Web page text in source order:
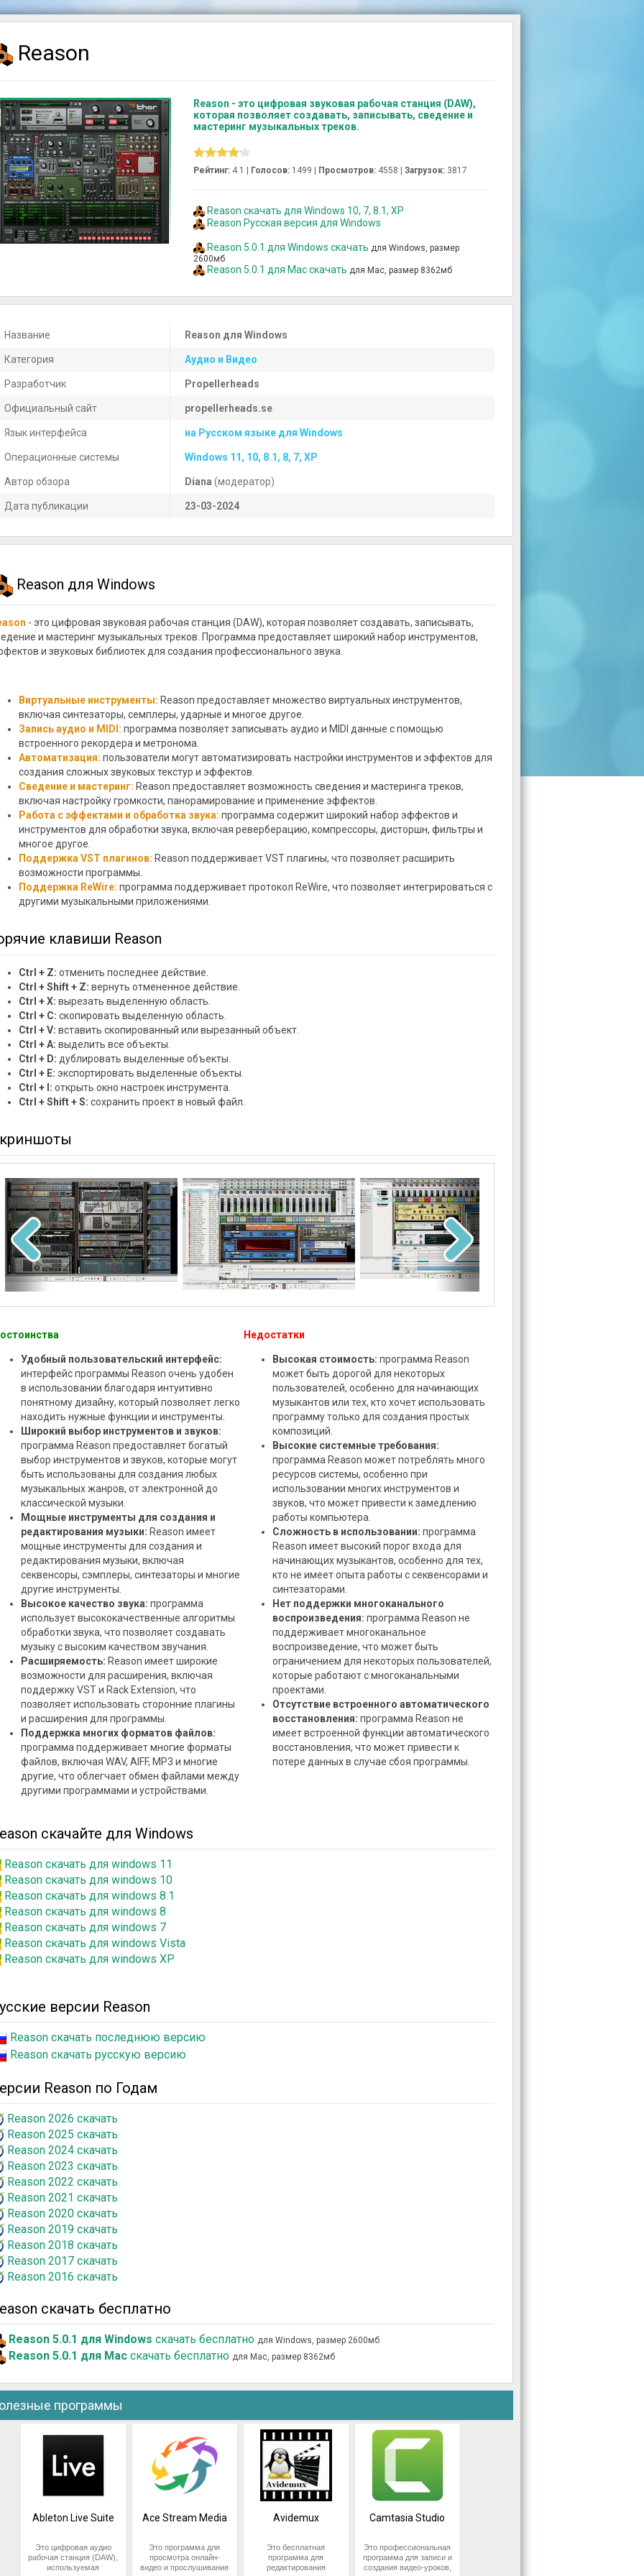
Reason
Reason - это цифровая звуковая рабочая станция (DAW),
которая позволяет создавать, записывать, сведение и
мастеринг музыкальных треков.
Рейтинг: 4.1 | Голосов: 1499 Просмотров: 4558 | Загрузок: 3817
Reason скачать для Windows 10, 7, 8.1, XP
Reason Русская версия для Windows
Reason 5.0.1 для Windows скачать для Windows, размер
2600мб
Reason 5.0.1 для Mac скачать для Mac, размер 8362мб
Название Reason для Windows
Категория Аудио и Видео
Разработчик Propellerheads
Официальный сайт propellerheads.se
Язык интерфейса на Русском языке для Windows
Операционные системы Windows 11, 10, 8.1, 8, 7, XP
Автор обзора Diana (модератор)
Дата публикации 23-03-2024
Reason для Windows
- это цифровая звуковая рабочая станция (DAW), которая позволяет создавать, записывать,
и мастеринг музыкальных треков. Программа предоставляет широкий набор инструментов,
и звуковых библиотек для создания профессионального звука.
Виртуальные инструменты: Reason предоставляет множество виртуальных инструментов,
включая синтезаторы, семплеры, ударные и многое другое.
Запись аудио и MIDI: программа позволяет записывать аудио и MIDI данные с помощью
встроенного рекордера и метронома.
Автоматизация: пользователи могут автоматизировать настройки инструментов и эффектов для
создания сложных звуковых текстур и эффектов.
Сведение и мастеринг: Reason предоставляет возможность сведения и мастеринга треков,
включая настройку громкости, панорамирование и применение эффектов.
Работа с эффектами и обработка звука: программа содержит широкий набор эффектов и
инструментов для обработки звука, включая реверберацию, компрессоры, дисторшн, фильтры и
многое другое.
Поддержка VST плагинов: Reason поддерживает VST плагины, что позволяет расширить
возможности программы.
Поддержка ReWire: программа поддерживает протокол ReWire, что позволяет интегрироваться с
другими музыкальными приложениями.
клавиши Reason
Ctrl + Z: отменить последнее действие.
Ctrl + Shift + Z: вернуть отмененное действие.
Ctrl + X: вырезать выделенную область.
Ctrl + C: скопировать выделенную область.
Ctrl + V: вставить скопированный или вырезанный объект.
Ctrl + A: выделить все объекты.
Ctrl + D: дублировать выделенные объекты.
Ctrl + E: экспортировать выделенные объекты.
Ctrl + I: открыть окно настроек инструмента.
Ctrl + Shift + S: сохранить проект в новый файл.
Удобный пользовательский интерфейс:
интерфейс программы Reason очень удобен
в использовании благодаря интуитивно
понятному дизайну, который позволяет легко
находить нужные функции и инструменты.
Широкий выбор инструментов и звуков:
программа Reason предоставляет богатый
выбор инструментов и звуков, которые могут
быть использованы для создания любых
музыкальных жанров, от электронной до
классической музыки.
Мощные инструменты для создания и
редактирования музыки: Reason имеет
мощные инструменты для создания и
редактирования музыки, включая
секвенсоры, сэмплеры, синтезаторы и многие
другие инструменты.
Высокое качество звука: программа
использует высококачественные алгоритмы
обработки звука, что позволяет создавать
музыку с высоким качеством звучания.
Расширяемость: Reason имеет широкие
возможности для расширения, включая
поддержку VST и Rack Extension, что
позволяет использовать сторонние плагины
и расширения для программы.
Поддержка многих форматов файлов:
программа поддерживает многие форматы
файлов, включая WAV, AIFF, MP3 и многие
другие, что облегчает обмен файлами между
другими программами и устройствами.
Недостатки
Высокая стоимость: программа Reason
может быть дорогой для некоторых
пользователей, особенно для начинающих
музыкантов или тех, кто хочет использовать
программу только для создания простых
композиций.
Высокие системные требования:
программа Reason может потреблять много
ресурсов системы, особенно при
использовании многих инструментов и
звуков, что может привести к замедлению
работы компьютера.
Сложность в использовании: программа
Reason имеет высокий порог входа для
начинающих музыкантов, особенно для тех,
кто не имеет опыта работы с секвенсорами и
синтезаторами.
Нет поддержки многоканального
воспроизведения: программа Reason не
поддерживает многоканальное
воспроизведение, что может быть
ограничением для некоторых пользователей,
которые работают с многоканальными
проектами.
Отсутствие встроенного автоматического
восстановления: программа Reason не
имеет встроенной функции автоматического
восстановления, что может привести к
потере данных в случае сбоя программы.
скачайте для Windows
Reason скачать для windows 11
Reason скачать для windows 10
Reason скачать для windows 8.1
Reason скачать для windows 8
Reason скачать для windows 7
Reason скачать для windows Vista
Reason скачать для windows XP
версии Reason
Reason скачать последнюю версию
Reason скачать русскую версию
Reason по Годам
Reason 2026 скачать
Reason 2025 скачать
Reason 2024 скачать
Reason 2023 скачать
Reason 2022 скачать
Reason 2021 скачать
Reason 2020 скачать
Reason 2019 скачать
Reason 2018 скачать
Reason 2017 скачать
Reason 2016 скачать
скачать бесплатно
Reason 5.0.1 для Windows скачать бесплатно для Windows, размер 2600мб
Reason 5.0.1 для Mac скачать бесплатно для Mac, размер 8362мб
программы
Ableton Live Suite
Это цифровая аудио
рабочая станция (DAW),
используемая
Ace Stream Media
Это программа для
просмотра онлайн-
видео и прослушивания
Avidemux
Это бесплатная
программа для
редактирования
Camtasia Studio
Это профессиональная
программа для записи и
создания видео-уроков,